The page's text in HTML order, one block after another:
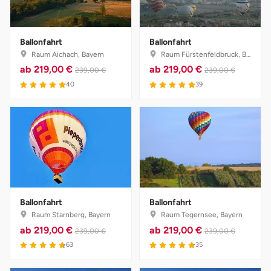
Ballonfahrt
Raum Aichach, Bayern
ab 219,00 € 239,00 €
4.9 von 5
40
Ballonfahrt
Raum Fürstenfeldbruck, Bayern
ab 219,00 € 239,00 €
5 von 5
39
Ballonfahrt
Raum Starnberg, Bayern
ab 219,00 € 239,00 €
4.7 von 5
63
Ballonfahrt
Raum Tegernsee, Bayern
ab 219,00 € 239,00 €
4.8 von 5
35